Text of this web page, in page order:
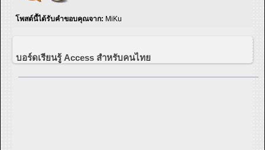
โพสต์นี้ได้รับคำขอบคุณจาก: MiKu
บอร์ดเรียนรู้ Access สำหรับคนไทย